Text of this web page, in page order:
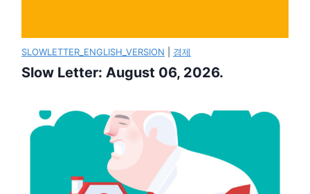
SLOWLETTER_ENGLISH_VERSION 경제
Slow Letter: August 06, 2026.